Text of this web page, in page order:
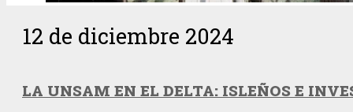
12 de diciembre 2024
LA UNSAM EN EL DELTA: ISLEÑOS E